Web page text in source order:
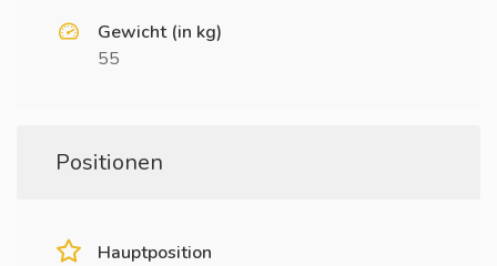
Gewicht (in kg)
55
Positionen
Hauptposition